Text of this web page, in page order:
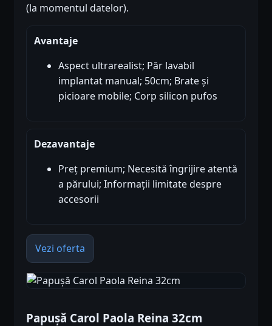
(la momentul datelor).
Avantaje
Aspect ultrarealist; Păr lavabil
implantat manual; 50cm; Brate și
picioare mobile; Corp silicon pufos
Dezavantaje
Preț premium; Necesită îngrijire atentă
a părului; Informații limitate despre
accesorii
Vezi oferta
Papușă Carol Paola Reina 32cm